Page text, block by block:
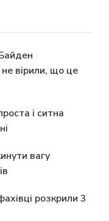
не вірили, що це
і ситна
вагу
розкрили 3